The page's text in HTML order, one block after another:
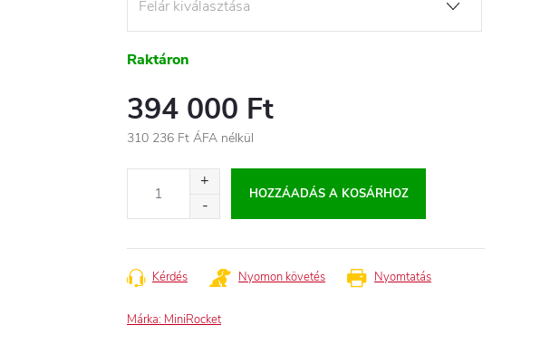
Raktáron
394 000 Ft
310 236 Ft ÁFA nélkül
HOZZÁADÁS A KOSÁRHOZ
Nyomtatás
Kérdés Nyomon követés
Márka: MiniRocket